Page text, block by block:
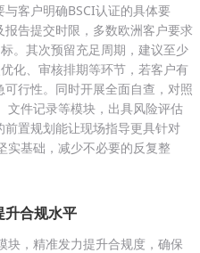
客户明确BSCI认证的具体要
告提交时限，多数欧洲客户要求
。其次预留充足周期，建议至少
化、审核排期等环节，若客户有
行性。同时开展全面自查，对照
文件记录等模块，出具风险评估
置规划能让现场指导更具针对
实基础，减少不必要的反复整
升合规水平
块，精准发力提升合规度，确保